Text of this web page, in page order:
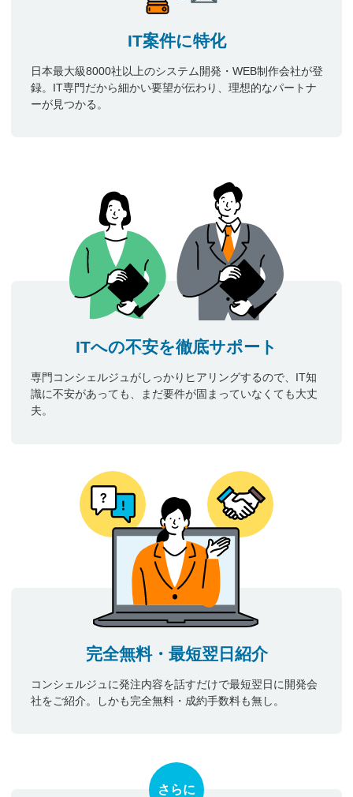
IT案件に特化
日本最大級8000社以上のシステム開発・WEB制作会社が登
録。IT専門だから細かい要望が伝わり、理想的なパートナ
ーが見つかる。
ITへの不安を徹底サポート
専門コンシェルジュがしっかりヒアリングするので、IT知
識に不安があっても、まだ要件が固まっていなくても大丈
夫。
完全無料・最短翌日紹介
コンシェルジュに発注内容を話すだけで最短翌日に開発会
社をご紹介。しかも完全無料・成約手数料も無し。
さらに